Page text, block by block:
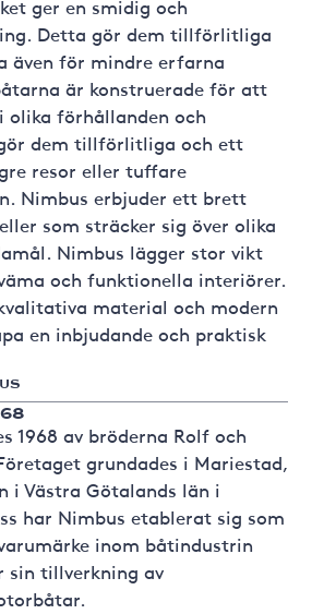
ger en smidig och
Detta gör dem tillförlitliga
även för mindre erfarna
är konstruerade för att
olika förhållanden och
dem tillförlitliga och ett
resor eller tuffare
Nimbus erbjuder ett brett
som sträcker sig över olika
Nimbus lägger stor vikt
och funktionella interiörer.
material och modern
en inbjudande och praktisk
1968 av bröderna Rolf och
grundades i Mariestad,
i Västra Götalands län i
har Nimbus etablerat sig som
inom båtindustrin
sin tillverkning av